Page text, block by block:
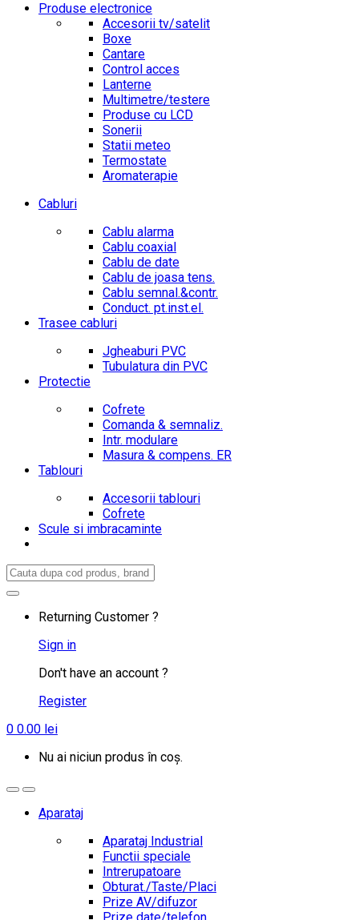
Produse electronice
Accesorii tv/satelit
Boxe
Cantare
Control acces
Lanterne
Multimetre/testere
Produse cu LCD
Sonerii
Statii meteo
Termostate
Aromaterapie
Cabluri
Cablu alarma
Cablu coaxial
Cablu de date
Cablu de joasa tens.
Cablu semnal.&contr.
Conduct. pt.inst.el.
Trasee cabluri
Jgheaburi PVC
Tubulatura din PVC
Protectie
Cofrete
Comanda & semnaliz.
Intr. modulare
Masura & compens. ER
Tablouri
Accesorii tablouri
Cofrete
Scule si imbracaminte
Search
Returning Customer ?
Sign in
Don't have an account ?
Register
0 0.00 lei
Nu ai niciun produs în coș.
Aparataj
Aparataj Industrial
Functii speciale
Intrerupatoare
Obturat./Taste/Placi
Prize AV/difuzor